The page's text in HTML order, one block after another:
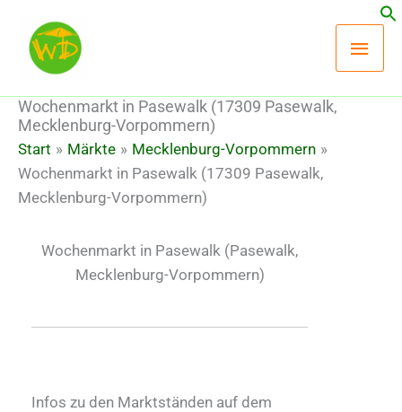
Inhalt
springen
Wochenmarkt in Pasewalk (17309 Pasewalk,
Mecklenburg-Vorpommern)
Start Märkte
Mecklenburg-Vorpommern
Wochenmarkt in Pasewalk (17309 Pasewalk,
Mecklenburg-Vorpommern)
Wochenmarkt in Pasewalk (Pasewalk,
Mecklenburg-Vorpommern)
Infos zu den Marktständen auf dem